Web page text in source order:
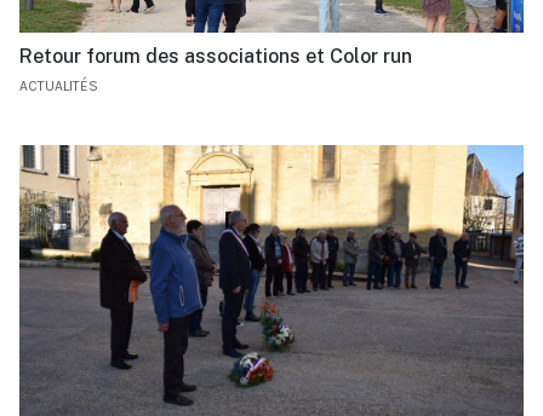
Retour forum des associations et Color run
ACTUALITÉS